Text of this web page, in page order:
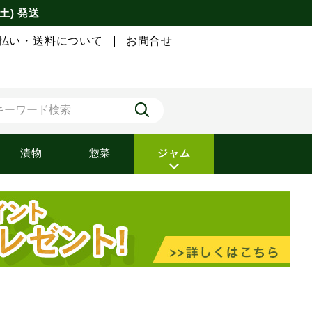
) 発送
い・送料について お問合せ
漬物 惣菜 ジャム